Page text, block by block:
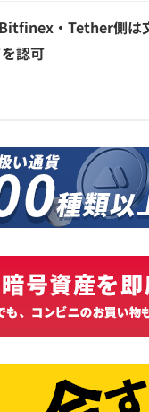
Bitfinex・Tether側は
認可